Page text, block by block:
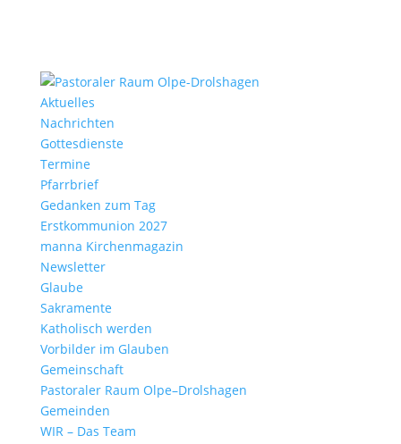
Aktu­elles
Nach­richten
Gottes­dienste
Termine
Pfarr­brief
Gedanken zum Tag
Erst­kom­mu­nion 2027
manna Kirchen­ma­gazin
News­letter
Glaube
Sakra­mente
Katho­lisch werden
Vorbilder im Glauben
Gemein­schaft
Pasto­raler Raum Olpe–Drolshagen
Gemeinden
WIR – Das Team